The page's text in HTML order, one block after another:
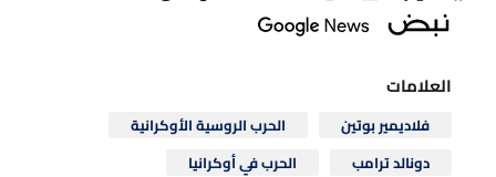
العلامات
فلاديمير بوتين
الحرب الروسية الأوكرانية
دونالد ترامب
الحرب في أوكرانيا